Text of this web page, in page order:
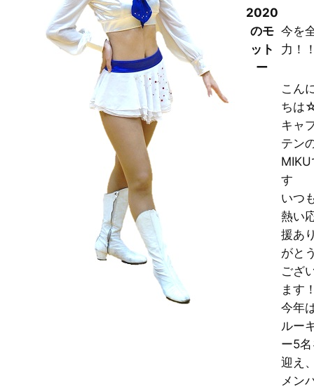
2020
のモ
ット
ー
今を
力！
こん
ちは
キャ
テン
MIKU
す
いつ
熱い
援あ
がと
ござ
ます
今年
ルー
ー5
迎え
メン